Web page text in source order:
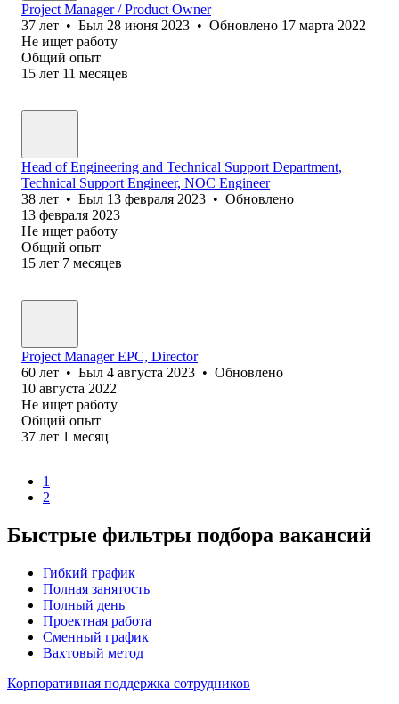
Project Manager / Product Owner
37 лет • Был 28 июня 2023 • Обновлено 17 марта 2022
Не ищет работу
Общий опыт
15 лет 11 месяцев
Head of Engineering and Technical Support Department,
Technical Support Engineer, NOC Engineer
38 лет • Был 13 февраля 2023 • Обновлено
13 февраля 2023
Не ищет работу
Общий опыт
15 лет 7 месяцев
Project Manager EPC, Director
60 лет • Был 4 августа 2023 • Обновлено
10 августа 2022
Не ищет работу
Общий опыт
37 лет 1 месяц
1
2
Быстрые фильтры подбора вакансий
Гибкий график
Полная занятость
Полный день
Проектная работа
Сменный график
Вахтовый метод
Корпоративная поддержка сотрудников